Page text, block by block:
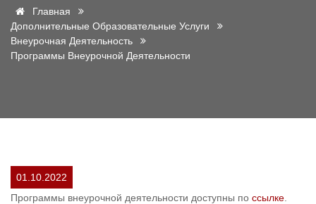
Главная
Дополнительные Образовательные Услуги
Внеурочная Деятельность
Программы Внеурочной Деятельности
01.10.2022
Программы внеурочной деятельности доступны по ссылке